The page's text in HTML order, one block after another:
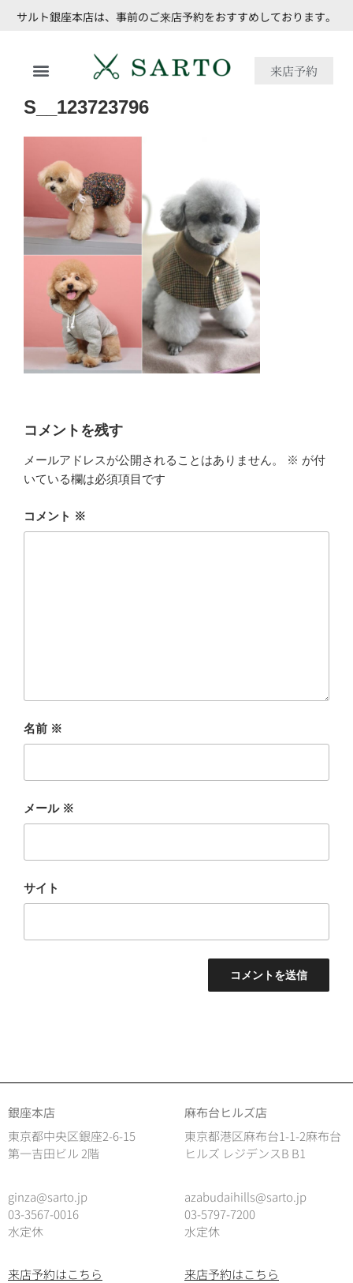
サルト銀座本店は、事前のご来店予約をおすすめしております。
来店予約
S__123723796
コメントを残す
メールアドレスが公開されることはありません。 ※ が付
いている欄は必須項目です
コメント ※
名前 ※
メール ※
サイト
銀座本店
東京都中央区銀座2-6-15
第一吉田ビル 2階
ginza@sarto.jp
03-3567-0016
水定休
来店予約はこちら
麻布台ヒルズ店
東京都港区麻布台1-1-2麻布台
ヒルズ レジデンスB B1
azabudaihills@sarto.jp
03-5797-7200
水定休
来店予約はこちら